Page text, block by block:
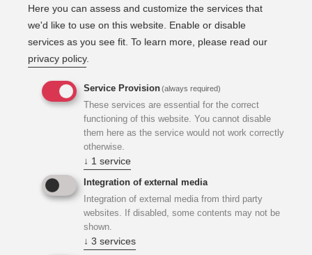
bestehende Fernwärmeversorgung entsprechend
erweitert. KWI Engineers GmbH war mit der Planung der
Trassenführung und der Rohrdimensionierung beauftragt.
Zur wirtschaftlich optimierten Erschließung wurden
unterschiedliche Trassenvarianten ausgearbeitet,
gegenübergestellt und präsentiert. Neben der
Einreichplanung und Ausschreibung der gesamten
Leistungen für Tiefbau und Rohrleitungsbau wurde seitens
KWI als örtliche Bauaufsicht und BauKG auch die
qualitative Umsetzung innerhalb des vorgegebenen
Termin- und Kostenrahmens sichergestellt.
Here you can assess and customize the services that
we'd like to use on this website. Enable or disable
services as you see fit. To learn more, please read our
privacy policy.
Service Provision(always required)
These services are essential for the correct
functioning of this website. You cannot disable
them here as the service would not work correctly
otherwise.
↓ 1 service
Integration of external media
Integration of external media from third party
websites. If disabled, some contents may not be
shown.
↓ 3 services